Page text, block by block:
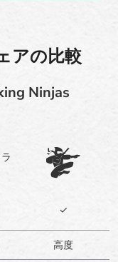
アの比較
Ninjas
✓
高度